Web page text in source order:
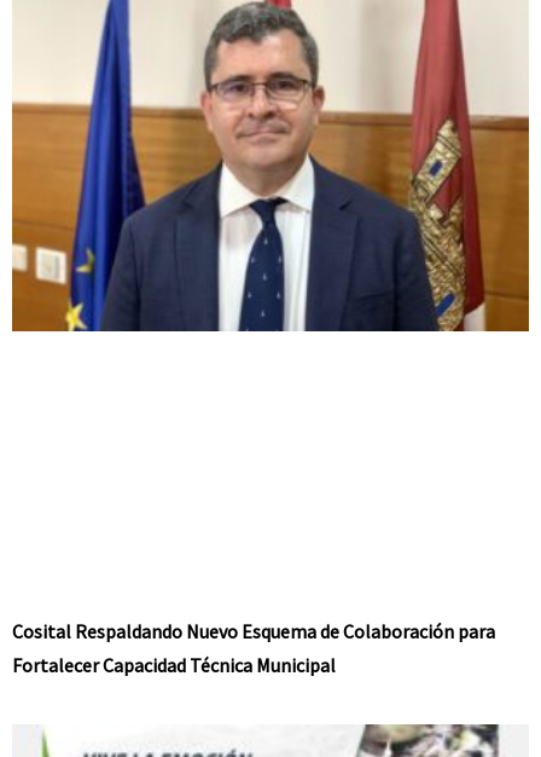
Cosital Respaldando Nuevo Esquema de Colaboración para
Fortalecer Capacidad Técnica Municipal